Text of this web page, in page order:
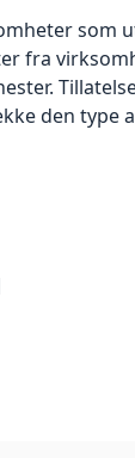
som
fra
den type